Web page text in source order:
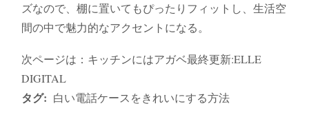
ズなので、棚に置いてもぴったりフィットし、生活空
間の中で魅力的なアクセントになる。
次ページは：キッチンにはアガベ最終更新:ELLE
DIGITAL
タグ: 白い電話ケースをきれいにする方法